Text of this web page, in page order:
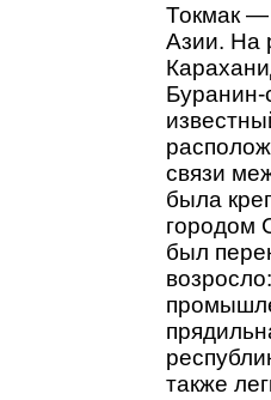
Токмак —
Азии. На
связи
была
городом
был
также